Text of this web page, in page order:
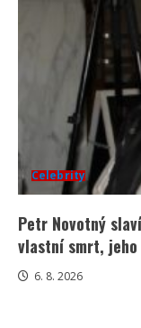
Celebrity
Petr Novotný
vlastní smrt,
6. 8. 2026